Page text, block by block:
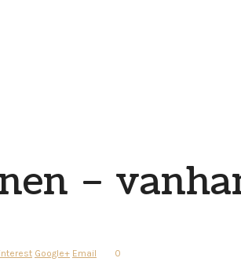
–
Google+ Email 0